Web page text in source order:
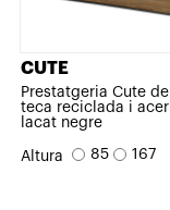
CUTE
Prestatgeria Cute de
teca reciclada i acer
lacat negre
Altura 85 167